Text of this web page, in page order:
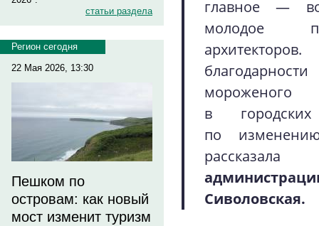
статьи раздела
Регион сегодня
22 Мая 2026, 13:30
Пешком по
островам: как новый
мост изменит туризм
главное —
молодое
в
по
Сиволовская.